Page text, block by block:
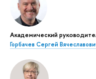
Академический
Горбачев Сергей